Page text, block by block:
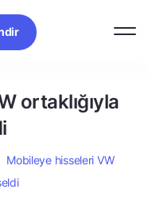
ortaklığıyla
Mobileye hisseleri VW